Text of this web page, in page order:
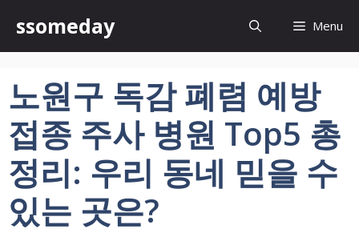
츠
너
뛰
ssomeday Menu
노원구 독감 폐렴 예방
접종 주사 병원 Top5 총
정리: 우리 동네 믿을 수
있는 곳은?